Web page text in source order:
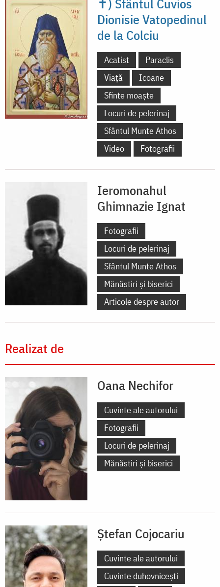
Dionisie Vatopedinul
de la Colciu
Acatist
Paraclis
Viață
Icoane
Sfinte moaște
Locuri de pelerinaj
Sfântul Munte Athos
Video
Fotografii
Ieromonahul
Ghimnazie Ignat
Fotografii
Locuri de pelerinaj
Sfântul Munte Athos
Mănăstiri și biserici
Articole despre autor
Realizat de
Oana Nechifor
Cuvinte ale autorului
Fotografii
Locuri de pelerinaj
Mănăstiri și biserici
Ștefan Cojocariu
Cuvinte ale autorului
Cuvinte duhovnicești